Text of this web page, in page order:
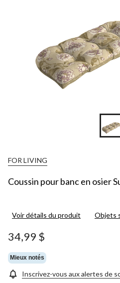
FOR LIVING
Coussin pour banc en osier
Voir détails du produit Objets
34,99 $
Mieux notés
Inscrivez-vous aux alertes de